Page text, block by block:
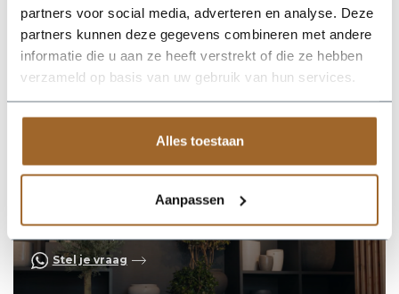
partners voor social media, adverteren en analyse. Deze
partners kunnen deze gegevens combineren met andere
informatie die u aan ze heeft verstrekt of die ze hebben
verzameld op basis van uw gebruik van hun services.
Alles toestaan
Aanpassen
bak voldoende aanwezigheid heeft zonder zijn elegante vorm
te verliezen. Praktische kenmerken: plantgat Ø55 en inhoud
253 liter. De afwerking in fiberglas zorgt voor een luxe look en
maakt deze plantenbak geschikt voor styling in huis, op
kantoor, op het terras of in de tuin. Combineer meerdere
maten of kleuren uit dezelfde serie voor een krachtig en
harmonieus geheel.
Op zoek naar een vakkundige
Stel je vraag